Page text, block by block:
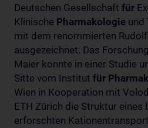
Deutschen Gesellschaft für
Klinische Pharmakologie und
mit dem renommierten
ausgezeichnet. Das
Maier konnte in einer Studie
Sitte vom Institut für
Wien in Kooperation mit
ETH Zürich die Struktur eines
erforschten